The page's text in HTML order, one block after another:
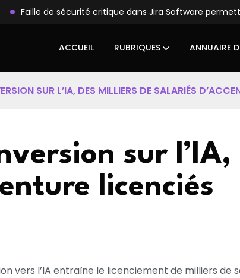
Faille de sécurité critique dans Jira Software
ACCUEIL RUBRIQUES ANNUAIRE
SUR L’IA, DES MILLIERS DE SALARIÉS
sur
licenciés
vers l’IA entraîne le licenciement de milliers de